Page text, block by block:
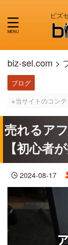
ビズ
biz-sel.com >
ブログ
※当サイトのコン
売れるア
【初心者
2024-08-17